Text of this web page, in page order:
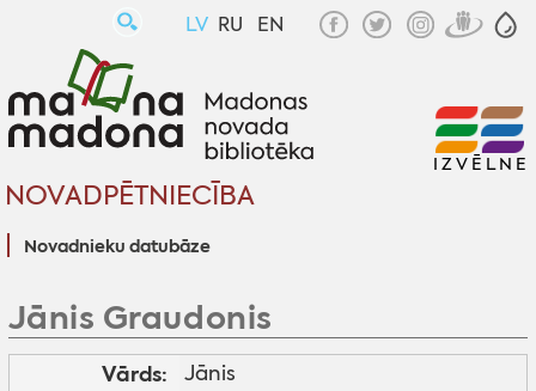
LV RU EN
NOVADPĒTNIECĪBA
Novadnieku datubāze
IZVĒLNE
Jānis Graudonis
Vārds: Jānis